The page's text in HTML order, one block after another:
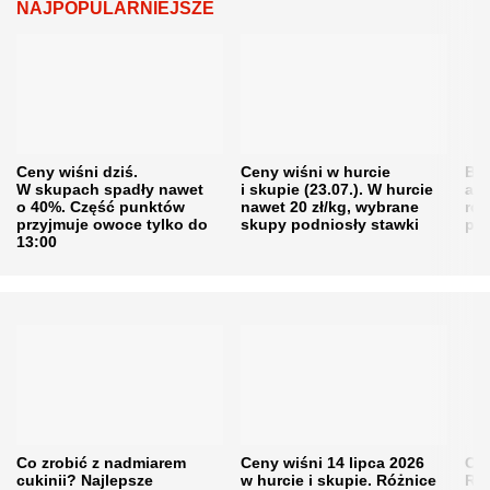
NAJPOPULARNIEJSZE
Ceny wiśni dziś.
W skupach spadły nawet
o 40%. Część punktów
przyjmuje owoce tylko do
13:00
Ceny wiśni w hurcie
i skupie (23.07.). W hurcie
nawet 20 zł/kg, wybrane
skupy podniosły stawki
Co zrobić z nadmiarem
cukinii? Najlepsze
Ceny wiśni 14 lipca 2026
w hurcie i skupie. Różnice